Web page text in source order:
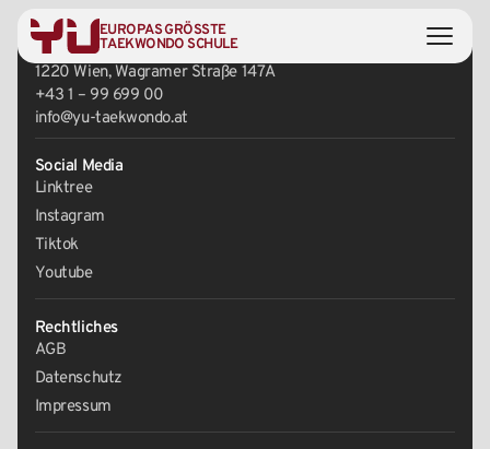
EUROPAS GRÖSSTE
TAEKWONDO SCHULE
Zentrale
1220 Wien, Wagramer Straße 147A
+43 1 – 99 699 00
info@yu-taekwondo.at
Social Media
Linktree
Instagram
Tiktok
Youtube
Rechtliches
AGB
Datenschutz
Impressum